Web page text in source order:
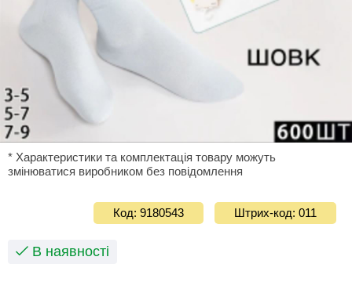
* Характеристики та комплектація товару можуть
змінюватися виробником без повідомлення
Код: 9180543 Штрих-код: 011
В наявності